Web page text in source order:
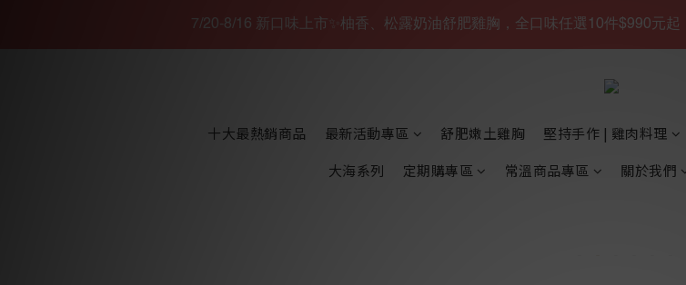
十大最熱銷商品 最新活動專區 舒肥嫩土雞胸 堅持手作 | 雞肉料理
大海系列
定期購專區 常溫商品專區 關於我們
7/20-8/16 新口味上市✨柚香、松露奶油舒肥雞胸，全口味任選10件$990元起